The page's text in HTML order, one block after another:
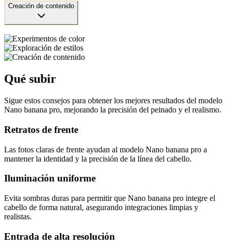
Creación de contenido
Qué subir
Sigue estos consejos para obtener los mejores resultados del modelo
Nano banana pro, mejorando la precisión del peinado y el realismo.
Retratos de frente
Las fotos claras de frente ayudan al modelo Nano banana pro a
mantener la identidad y la precisión de la línea del cabello.
Iluminación uniforme
Evita sombras duras para permitir que Nano banana pro integre el
cabello de forma natural, asegurando integraciones limpias y
realistas.
Entrada de alta resolución